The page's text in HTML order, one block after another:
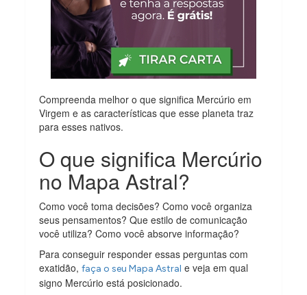
Compreenda melhor o que significa Mercúrio em
Virgem e as características que esse planeta traz
para esses nativos.
O que significa Mercúrio
no Mapa Astral?
Como você toma decisões? Como você organiza
seus pensamentos? Que estilo de comunicação
você utiliza? Como você absorve informação?
Para conseguir responder essas perguntas com
exatidão,faça o seu Mapa Astral e veja em qual
signo Mercúrio está posicionado.